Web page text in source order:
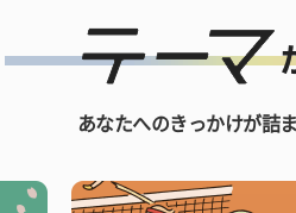
あなたへのきっかけが詰